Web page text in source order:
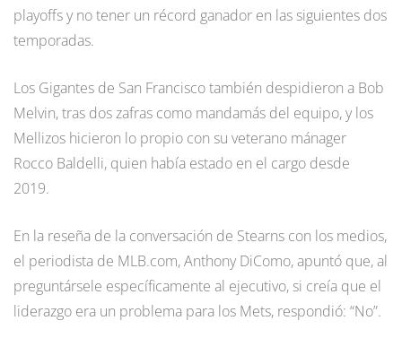
playoffs y no tener un récord ganador en las siguientes dos
temporadas.
Los Gigantes de San Francisco también despidieron a Bob
Melvin, tras dos zafras como mandamás del equipo, y los
Mellizos hicieron lo propio con su veterano mánager
Rocco Baldelli, quien había estado en el cargo desde
2019.
En la reseña de la conversación de Stearns con los medios,
el periodista de MLB.com, Anthony DiComo, apuntó que, al
preguntársele específicamente al ejecutivo, si creía que el
liderazgo era un problema para los Mets, respondió: “No”.